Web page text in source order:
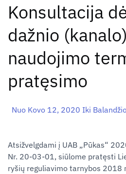
Konsultacija
dažnio (kanalo)
naudojimo
pratęsimo
Nuo Kovo 12, 2020 Iki
Atsižvelgdami į UAB „Pūkas“
Nr. 20-03-01, siūlome pratęsti
ryšių reguliavimo tarnybos 2018